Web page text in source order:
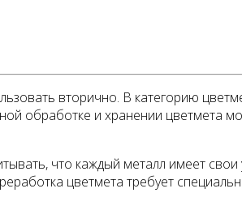
вторично. В категорию
обработке и хранении цветмета
что каждый металл имеет
цветмета требует